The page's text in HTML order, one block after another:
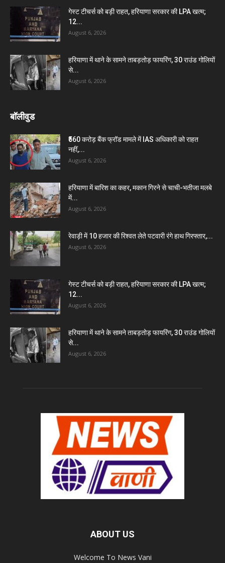
गेस्ट टीचर्स को बड़ी राहत, हरियाणा सरकार की LPA खत्म;
12...
August 6, 2026
हरियाणा में थाने के सामने ताबड़तोड़ फायरिंग, 30 राउंड गोलियों
से...
August 6, 2026
बॉलीवुड
₹560 करोड़ बैंक फ्रॉड मामले में IAS अधिकारी को राहत
नहीं,...
August 6, 2026
हरियाणा में बारिश का कहर, मकान गिरने से चाची-भतीजा मलबे
में...
August 6, 2026
रेवाड़ी में 10 हजार की रिश्वत लेते पटवारी रंगे हाथ गिरफ्तार,...
August 6, 2026
गेस्ट टीचर्स को बड़ी राहत, हरियाणा सरकार की LPA खत्म;
12...
August 6, 2026
हरियाणा में थाने के सामने ताबड़तोड़ फायरिंग, 30 राउंड गोलियों
से...
August 6, 2026
ABOUT US
Welcome To News Vani